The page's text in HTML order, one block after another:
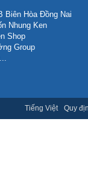
Biên Hòa Đồng Nai
Nhung Ken
Shop
Group
Tiếng Việt Quy